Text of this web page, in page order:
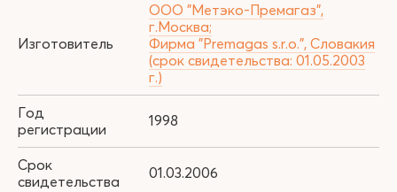
Изготовитель
ООО "Метэко-Премагаз",
г.Москва;
Фирма "Premagas s.r.o.", Словакия
(срок свидетельства: 01.05.2003
г.)
Год
регистрации
1998
Срок
свидетельства
01.03.2006